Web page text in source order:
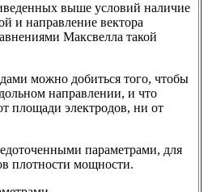
выше условий наличие
и направление вектора
Максвелла такой
можно добиться того, чтобы
направлении, и что
площади электродов, ни от
параметрами, для
плотности мощности.